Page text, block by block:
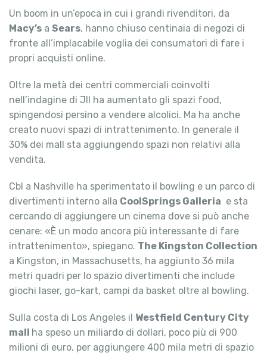
Un boom in un’epoca in cui i grandi rivenditori, da
Macy’s a Sears, hanno chiuso centinaia di negozi di
fronte all’implacabile voglia dei consumatori di fare i
propri acquisti online.
Oltre la metà dei centri commerciali coinvolti
nell’indagine di Jll ha aumentato gli spazi food,
spingendosi persino a vendere alcolici. Ma ha anche
creato nuovi spazi di intrattenimento. In generale il
30% dei mall sta aggiungendo spazi non relativi alla
vendita.
Cbl a Nashville ha sperimentato il bowling e un parco di
divertimenti interno alla CoolSprings Galleria e sta
cercando di aggiungere un cinema dove si può anche
cenare: «È un modo ancora più interessante di fare
intrattenimento», spiegano. The Kingston Collection
a Kingston, in Massachusetts, ha aggiunto 36 mila
metri quadri per lo spazio divertimenti che include
giochi laser, go-kart, campi da basket oltre al bowling.
Sulla costa di Los Angeles il Westfield Century City
mall ha speso un miliardo di dollari, poco più di 900
milioni di euro, per aggiungere 400 mila metri di spazio